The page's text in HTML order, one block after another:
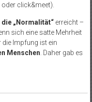
click&meet).
„Normalität“erreicht –
sich eine satte Mehrheit
die Impfung ist ein
Menschen . Daher gab es